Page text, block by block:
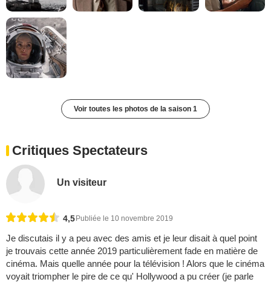
Voir toutes les photos de la saison 1
Critiques Spectateurs
Un visiteur
4,5Publiée le 10 novembre 2019
Je discutais il y a peu avec des amis et je leur disait à quel point
je trouvais cette année 2019 particulièrement fade en matière de
cinéma. Mais quelle année pour la télévision ! Alors que le cinéma
voyait triompher le pire de ce qu' Hollywood a pu créer (je parle